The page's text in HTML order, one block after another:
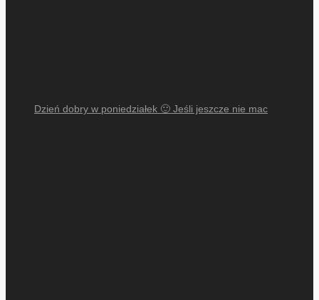
Dzień dobry w poniedziałek 🙂 Jeśli jeszcze nie mac